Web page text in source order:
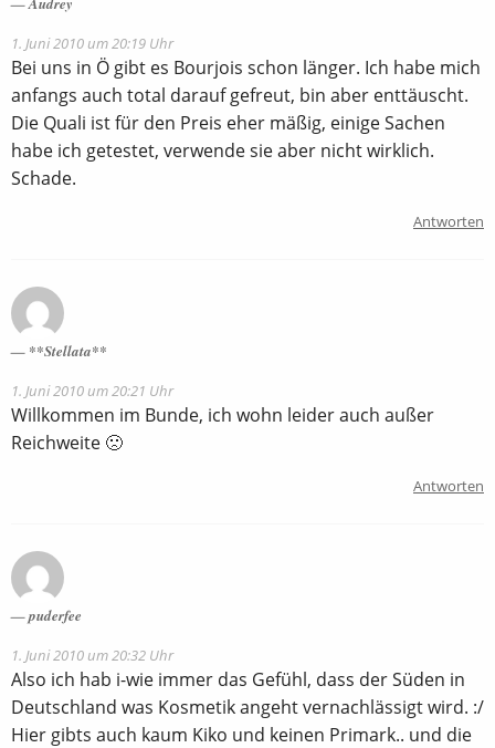
1. Juni 2010 um 20:19 Uhr
Bei uns in Ö gibt es Bourjois schon länger. Ich habe mich
anfangs auch total darauf gefreut, bin aber enttäuscht.
Die Quali ist für den Preis eher mäßig, einige Sachen
habe ich getestet, verwende sie aber nicht wirklich.
Schade.
Antworten
**Stellata**
1. Juni 2010 um 20:21 Uhr
Willkommen im Bunde, ich wohn leider auch außer
Reichweite 🙁
Antworten
puderfee
1. Juni 2010 um 20:32 Uhr
Also ich hab i-wie immer das Gefühl, dass der Süden in
Deutschland was Kosmetik angeht vernachlässigt wird. :/
Hier gibts auch kaum Kiko und keinen Primark.. und die